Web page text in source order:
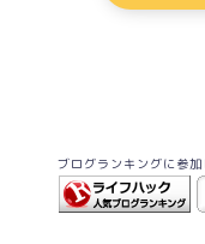
ブログランキングに参加し